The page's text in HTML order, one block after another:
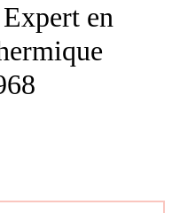
en